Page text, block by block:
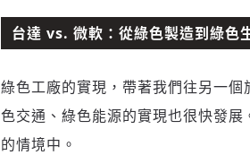
台達 vs. 微軟：從綠色製造到綠色
綠色工廠的實現，帶著我們往另一
色交通、綠色能源的實現也很快發
的情境中。